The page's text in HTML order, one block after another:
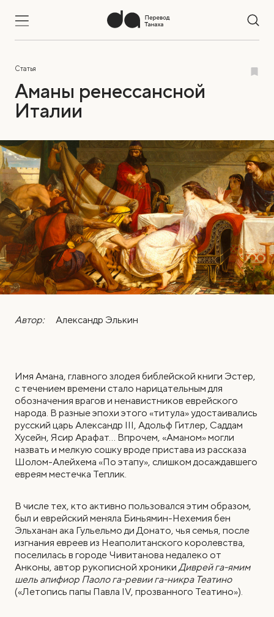
Статья
Аманы ренессансной
Италии
Автор: Александр Элькин
Имя Амана, главного злодея библейской книги Эстер,
с течением времени стало нарицательным для
обозначения врагов и ненавистников еврейского
народа. В разные эпохи этого «титула» удостаивались
русский царь Александр III, Адольф Гитлер, Саддам
Хусейн, Ясир Арафат… Впрочем, «Аманом» могли
назвать и мелкую сошку вроде пристава из рассказа
Шолом-Алейхема «По этапу», слишком досаждавшего
евреям местечка Теплик.
В числе тех, кто активно пользовался этим образом,
был и еврейский меняла Биньямин-Нехемия бен
Эльханан ака Гульельмо ди Донато, чья семья, после
изгнания евреев из Неаполитанского королевства,
поселилась в городе Чивитанова недалеко от
Анконы, автор рукописной хроники Диврей га-ямим
шель апифиор Паоло га-ревии га-никра Театино
(«Летопись папы Павла IV, прозванного Театино»).